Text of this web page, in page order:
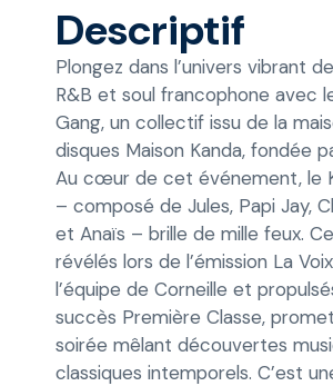
Descriptif
Plongez dans l’univers vibrant
R&B et soul francophone avec
Gang, un collectif issu de la
disques Maison Kanda, fondée
Au cœur de cet événement, le
– composé de Jules, Papi Jay,
et Anaïs – brille de mille feux.
révélés lors de l’émission La
l’équipe de Corneille et
succès Première Classe,
soirée mêlant découvertes
classiques intemporels. C’est